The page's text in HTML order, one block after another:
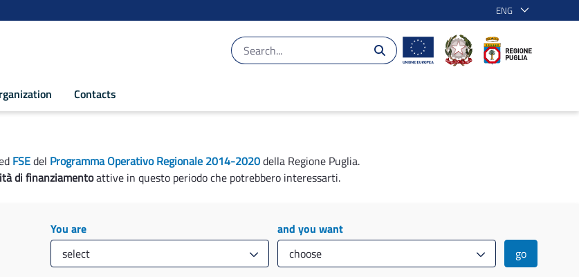
ENG
Contacts
FSEdel Programma Operativo Regionale 2014-2020della Regione Puglia.
di finanziamentoattive in questo periodo che potrebbero interessarti.
You are
and you want
go